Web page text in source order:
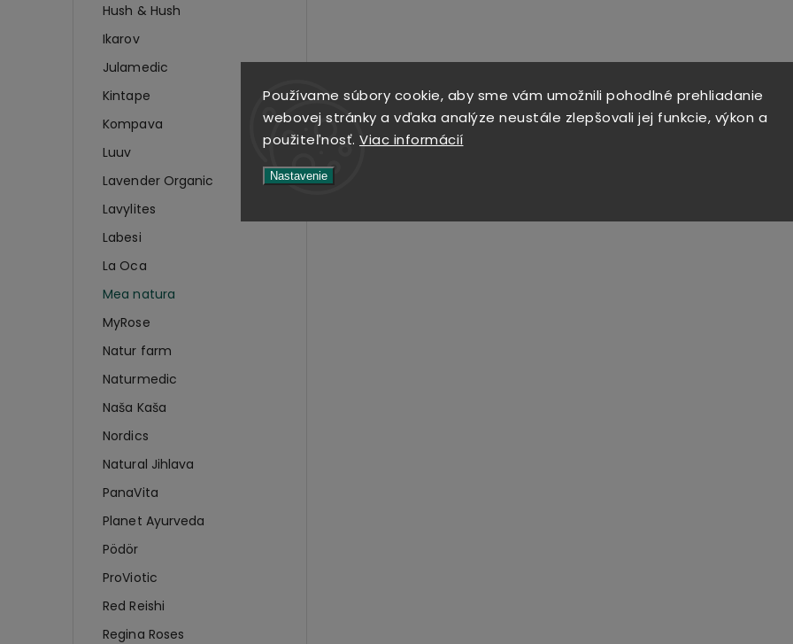
Používame súbory cookie, aby sme vám umožnili pohodlné prehliadanie
webovej stránky a vďaka analýze neustále zlepšovali jej funkcie, výkon a
použiteľnosť. Viac informácií
Nastavenie
Hush & Hush
Ikarov
Julamedic
Kintape
Kompava
Luuv
Lavender Organic
Lavylites
Labesi
La Oca
Mea natura
MyRose
Natur farm
Naturmedic
Naša Kaša
Nordics
Natural Jihlava
PanaVita
Planet Ayurveda
Pödör
ProViotic
Red Reishi
Regina Roses